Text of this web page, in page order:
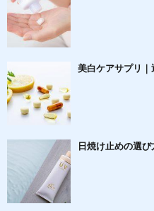
美白ケアサプリ
日焼け止めの選